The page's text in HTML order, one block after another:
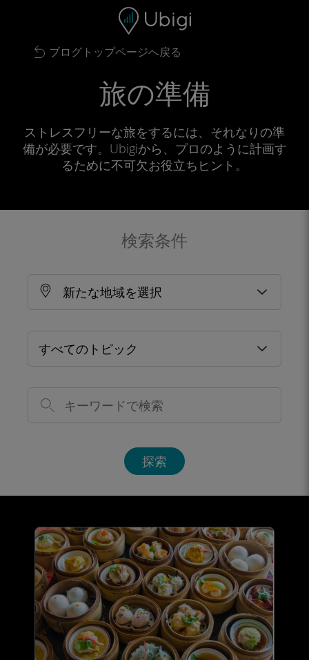
ナビゲーションバー
ブログトップページへ戻る
旅の準備
ストレスフリーな旅をするには、それなりの準
備が必要です。Ubigiから、プロのように計画す
るために不可欠お役立ちヒント。
検索条件
新たな地域を選択
すべてのトピック
探索